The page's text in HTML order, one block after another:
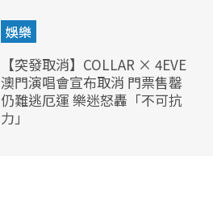
娛樂
【突發取消】COLLAR × 4EVE
澳門演唱會宣布取消 門票售罄
仍難逃厄運 樂迷怒轟「不可抗
力」